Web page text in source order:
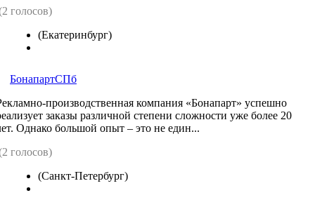
голосов)
(Екатеринбург)
БонапартСПб
производственная компания «Бонапарт» успешно
заказы различной степени сложности уже более 20
Однако большой опыт – это не един...
голосов)
(Санкт-Петербург)